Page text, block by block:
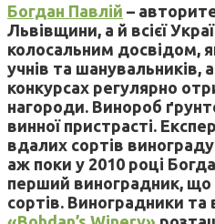
Богдан Павлій –
Львівщини, а й всієї
колосальним досвідом,
учнів та шанувальників,
конкурсах регулярно
нагороди. Винороб
винної пристрасті.
вдалих сортів
аж поки у 2010 році
перший виноградник, що
сортів. Виноградники